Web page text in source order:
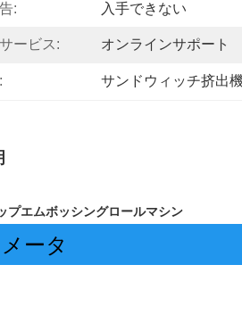
: 入手できない
ービス: オンラインサポート
サンドウィッチ挤出
プエムボッシングロールマシン
ータ